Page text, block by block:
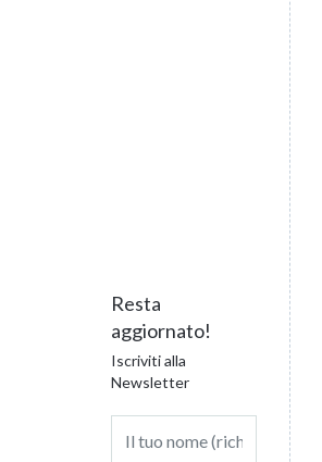
Resta
aggiornato!
Iscriviti alla
Newsletter